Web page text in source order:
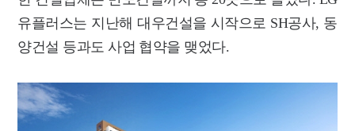
유플러스는 지난해 대우건설을 시작으로 SH공사, 동
양건설 등과도 사업 협약을 맺었다.